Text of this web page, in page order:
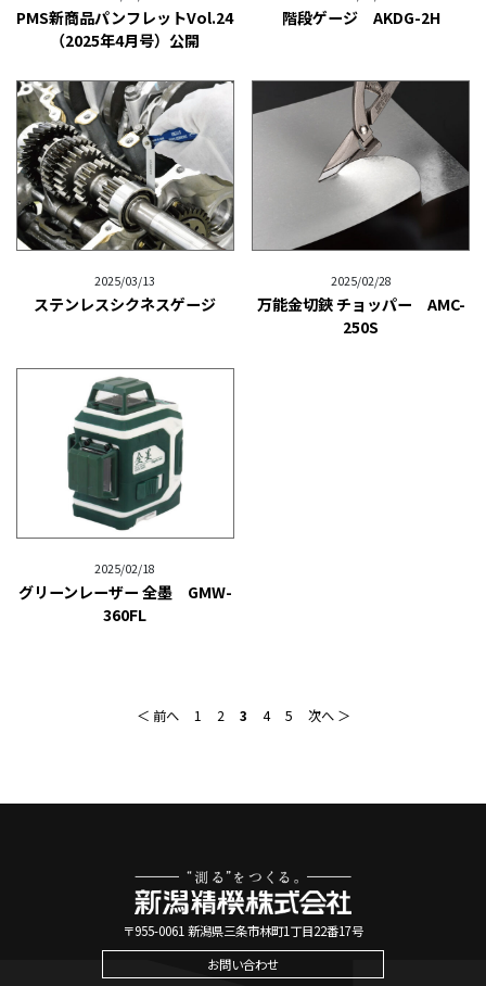
PMS新商品パンフレットVol.24
（2025年4月号）公開
階段ゲージ AKDG-2H
2025/03/13
ステンレスシクネスゲージ
2025/02/28
万能金切鋏 チョッパー AMC-
250S
2025/02/18
グリーンレーザー 全墨 GMW-
360FL
＜ 前へ 1 2 3 4 5 次へ ＞
〒955-0061 新潟県三条市林町1丁目22番17号
お問い合わせ